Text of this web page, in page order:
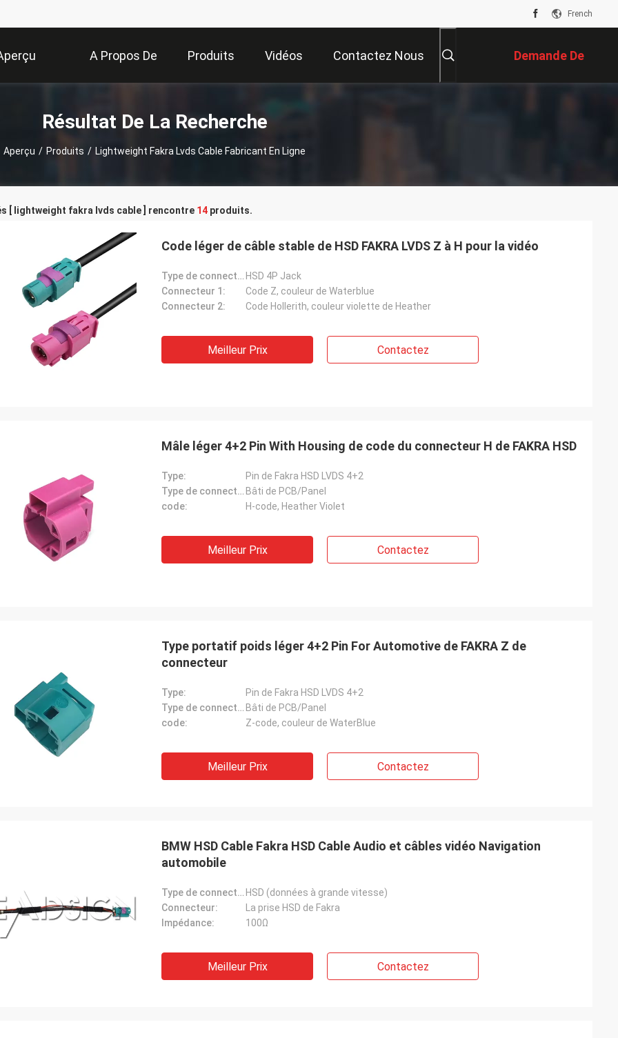
French
A Propos De
Nous
Produits Vidéos Contactez Nous Demande De
Soumission
Résultat De La Recherche
Aperçu / Produits / Lightweight Fakra Lvds Cable Fabricant En Ligne
[ lightweight fakra lvds cable ] rencontre 14 produits.
Code léger de câble stable de HSD FAKRA LVDS Z à H pour la vidéo
Type de connecteur: HSD 4P Jack
Connecteur 1:
Code Z, couleur de Waterblue
Connecteur 2:
Code Hollerith, couleur violette de Heather
Meilleur Prix Contactez
Mâle léger 4+2 Pin With Housing de code du connecteur H de FAKRA HSD
Type:
Pin de Fakra HSD LVDS 4+2
Type de connecteur: Bâti de PCB/Panel
code:
H-code, Heather Violet
Meilleur Prix Contactez
Type portatif poids léger 4+2 Pin For Automotive de FAKRA Z de
connecteur
Type:
Pin de Fakra HSD LVDS 4+2
Type de connecteur: Bâti de PCB/Panel
code:
Z-code, couleur de WaterBlue
Meilleur Prix Contactez
BMW HSD Cable Fakra HSD Cable Audio et câbles vidéo Navigation
automobile
Type de connecteur: HSD (données à grande vitesse)
Connecteur:
La prise HSD de Fakra
Impédance:
100Ω
Meilleur Prix Contactez